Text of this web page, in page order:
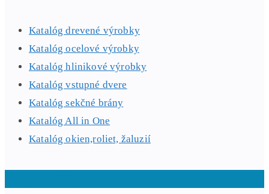
Katalóg drevené výrobky
Katalóg ocelové výrobky
Katalóg hlinikové výrobky
Katalóg vstupné dvere
Katalóg sekčné brány
Katalóg All in One
Katalóg okien,roliet, žaluzií